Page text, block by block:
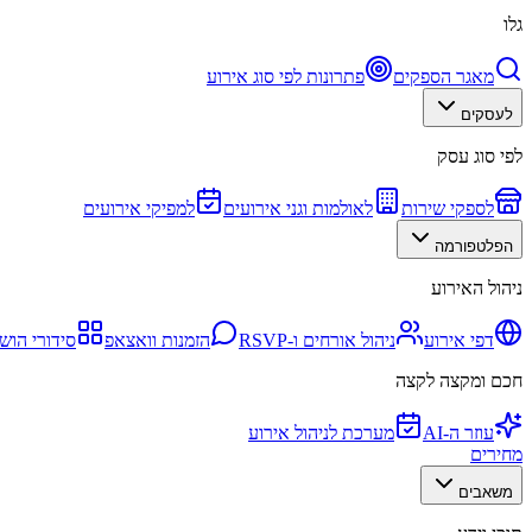
גלו
מאגר הספקים פתרונות לפי סוג אירוע
לעסקים
לפי סוג עסק
לספקי שירות לאולמות וגני אירועים למפיקי אירועים
הפלטפורמה
ניהול האירוע
דפי אירוע ניהול אורחים ו-RSVP הזמנות וואצאפ סידורי
חכם ומקצה לקצה
עוזר ה-AI
מערכת לניהול אירוע
מחירים
משאבים